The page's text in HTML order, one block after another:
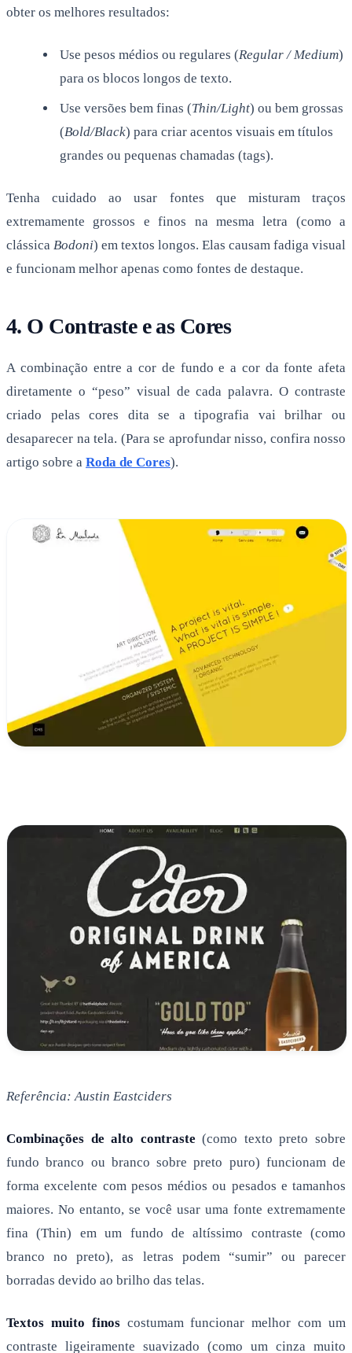
obter os melhores resultados:
Use pesos médios ou regulares (Regular / Medium)
para os blocos longos de texto.
Use versões bem finas (Thin/Light) ou bem grossas
(Bold/Black) para criar acentos visuais em títulos
grandes ou pequenas chamadas (tags).
Tenha cuidado ao usar fontes que misturam traços
extremamente grossos e finos na mesma letra (como a
clássica Bodoni) em textos longos. Elas causam fadiga visual
e funcionam melhor apenas como fontes de destaque.
4. O Contraste e as Cores
A combinação entre a cor de fundo e a cor da fonte afeta
diretamente o “peso” visual de cada palavra. O contraste
criado pelas cores dita se a tipografia vai brilhar ou
desaparecer na tela. (Para se aprofundar nisso, confira nosso
artigo sobre a Roda de Cores).
Referência: Austin Eastciders
Combinações de alto contraste (como texto preto sobre
fundo branco ou branco sobre preto puro) funcionam de
forma excelente com pesos médios ou pesados e tamanhos
maiores. No entanto, se você usar uma fonte extremamente
fina (Thin) em um fundo de altíssimo contraste (como
branco no preto), as letras podem “sumir” ou parecer
borradas devido ao brilho das telas.
Textos muito finoscostumam funcionar melhor com um
contraste ligeiramente suavizado (como um cinza muito